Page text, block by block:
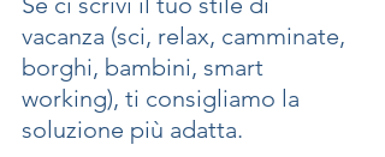
vacanza (sci, relax, camminate,
borghi, bambini, smart
working), ti consigliamo la
soluzione più adatta.